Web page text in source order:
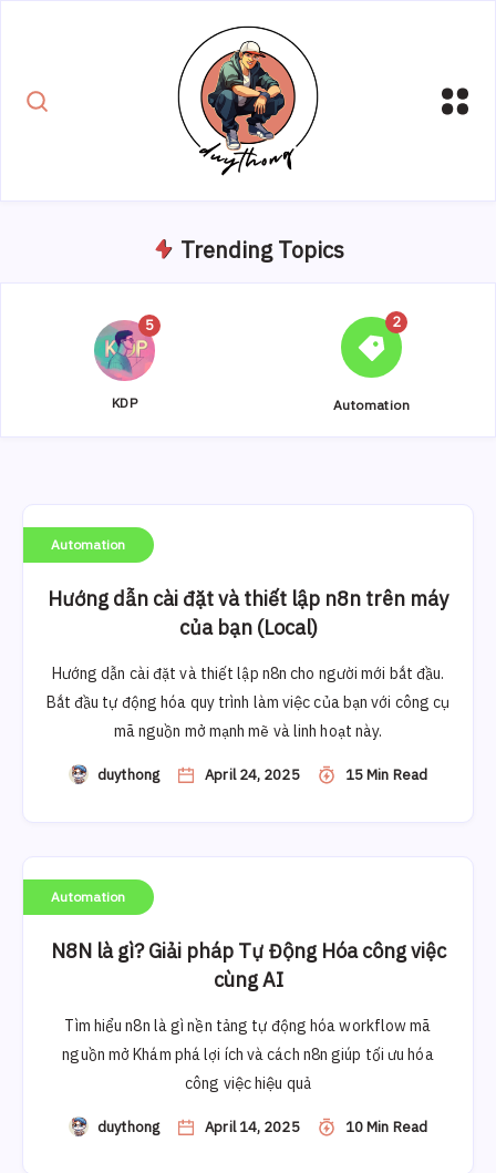
Trending Topics
5
KDP
{{name}}
2
Automation
{{name}}
Automation
Hướng dẫn cài đặt và thiết lập n8n trên máy
của bạn (Local)
Hướng dẫn cài đặt và thiết lập n8n cho người mới bắt đầu.
Bắt đầu tự động hóa quy trình làm việc của bạn với công cụ
mã nguồn mở mạnh mẽ và linh hoạt này.
duythong April 24, 2025 15 Min Read
Automation
N8N là gì? Giải pháp Tự Động Hóa công việc
cùng AI
Tìm hiểu n8n là gì nền tảng tự động hóa workflow mã
nguồn mở Khám phá lợi ích và cách n8n giúp tối ưu hóa
công việc hiệu quả
duythong April 14, 2025 10 Min Read